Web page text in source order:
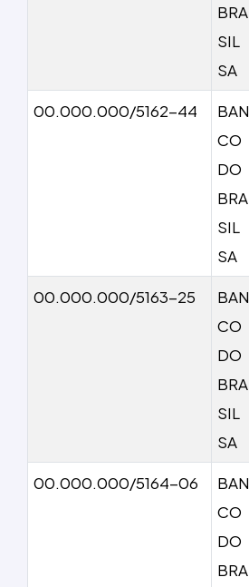
BRA
SIL
SA
00.000.000/5162-44
BAN
CO
DO
BRA
SIL
SA
00.000.000/5163-25
BAN
CO
DO
BRA
SIL
SA
00.000.000/5164-06
BAN
CO
DO
BRA